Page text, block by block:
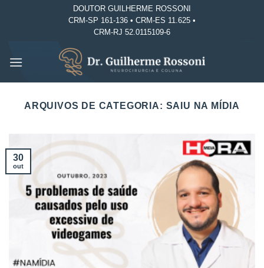
DOUTOR GUILHERME ROSSONI
CRM-SP 161-136 • CRM-ES 11.625 •
CRM-RJ 52.0115109-6
ARQUIVOS DE CATEGORIA: SAIU NA MÍDIA
30
out